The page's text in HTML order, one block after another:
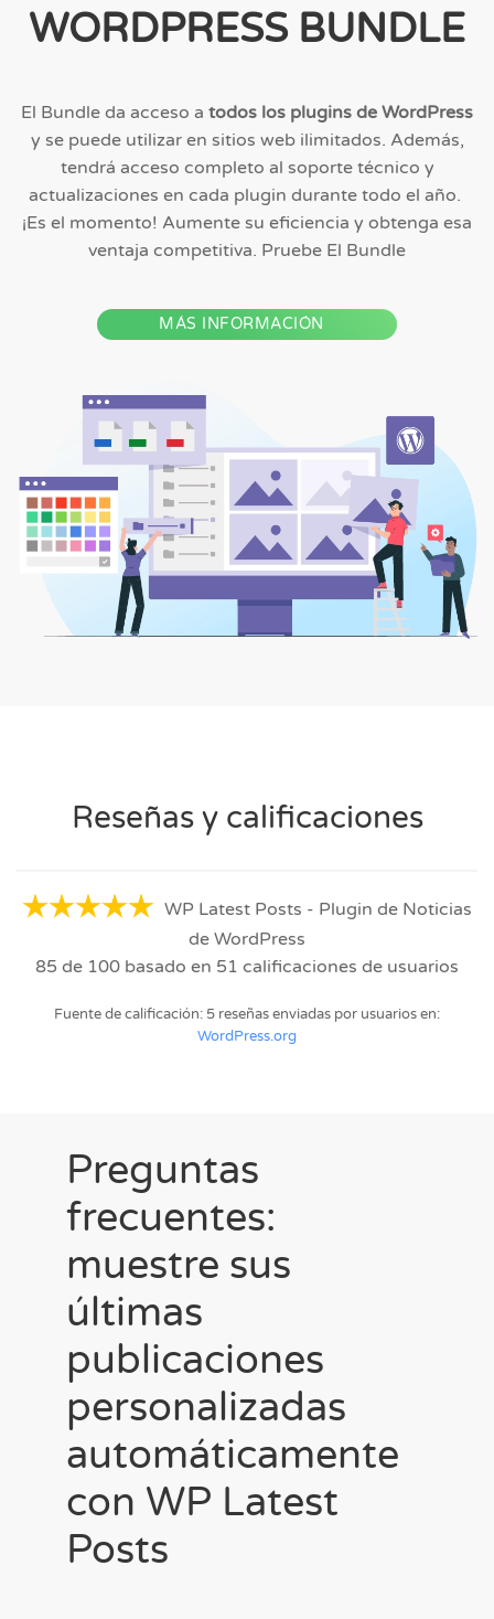
WORDPRESS BUNDLE
El Bundle da acceso a todos los plugins de WordPress
y se puede utilizar en sitios web ilimitados. Además,
tendrá acceso completo al soporte técnico y
actualizaciones en cada plugin durante todo el año.
¡Es el momento! Aumente su eficiencia y obtenga esa
ventaja competitiva. Pruebe El Bundle
MÁS INFORMACIÓN
Reseñas y calificaciones
WP Latest Posts - Plugin de Noticias
de WordPress
85 de 100 basado en 51 calificaciones de usuarios
Fuente de calificación: 5 reseñas enviadas por usuarios en:
WordPress.org
Preguntas
frecuentes:
muestre sus
últimas
publicaciones
personalizadas
automáticamente
con WP Latest
Posts